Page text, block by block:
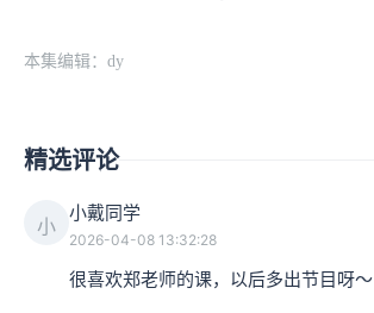
本集编辑：dy
精选评论
小
小戴同学
2026-04-08 13:32:28
很喜欢郑老师的课，以后多出节目呀～